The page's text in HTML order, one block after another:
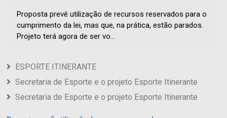
Proposta prevê utilização de recursos reservados para o
cumprimento da lei, mas que, na prática, estão parados.
Projeto terá agora de ser vo...
ESPORTE ITINERANTE
Secretaria de Esporte e o projeto Esporte Itinerante
Secretaria de Esporte e o projeto Esporte Itinerante